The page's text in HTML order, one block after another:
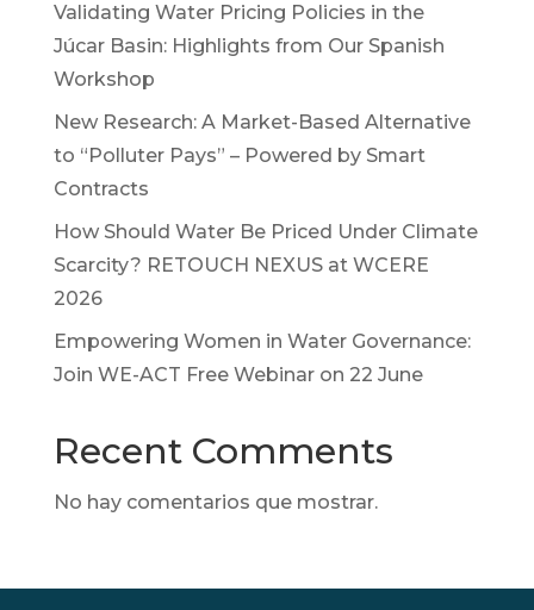
Validating Water Pricing Policies in the
Júcar Basin: Highlights from Our Spanish
Workshop
New Research: A Market-Based Alternative
to “Polluter Pays” – Powered by Smart
Contracts
How Should Water Be Priced Under Climate
Scarcity? RETOUCH NEXUS at WCERE
2026
Empowering Women in Water Governance:
Join WE-ACT Free Webinar on 22 June
Recent Comments
No hay comentarios que mostrar.